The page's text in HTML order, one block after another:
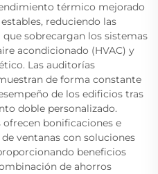
térmico mejorado
reduciendo las
sobrecargan los sistemas
acondicionado (HVAC) y
Las auditorías
de forma constante
de los edificios tras
doble personalizado.
bonificaciones e
ventanas con soluciones
beneficios
de ahorros